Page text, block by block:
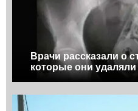
Врачи рассказали о
которые они удаляли